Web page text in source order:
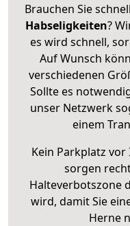
Brauchen Sie
Habseligkeiten?
es wird schnell,
Auf Wunsch
verschiedenen
Sollte es
unser Netzwerk
einem
Kein Parkplatz
sorgen
Halteverbotszone
wird, damit Sie
Herne